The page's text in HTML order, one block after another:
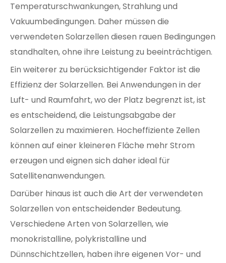
Temperaturschwankungen, Strahlung und
Vakuumbedingungen. Daher müssen die
verwendeten Solarzellen diesen rauen Bedingungen
standhalten, ohne ihre Leistung zu beeinträchtigen.
Ein weiterer zu berücksichtigender Faktor ist die
Effizienz der Solarzellen. Bei Anwendungen in der
Luft- und Raumfahrt, wo der Platz begrenzt ist, ist
es entscheidend, die Leistungsabgabe der
Solarzellen zu maximieren. Hocheffiziente Zellen
können auf einer kleineren Fläche mehr Strom
erzeugen und eignen sich daher ideal für
Satellitenanwendungen.
Darüber hinaus ist auch die Art der verwendeten
Solarzellen von entscheidender Bedeutung.
Verschiedene Arten von Solarzellen, wie
monokristalline, polykristalline und
Dünnschichtzellen, haben ihre eigenen Vor- und